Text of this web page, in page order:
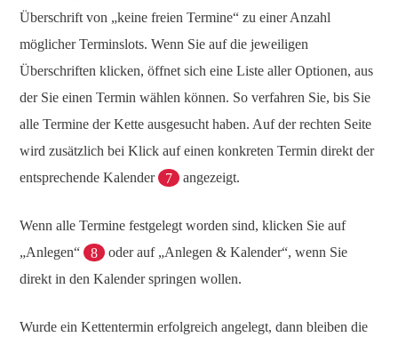
Überschrift von „keine freien Termine“ zu einer Anzahl
möglicher Terminslots. Wenn Sie auf die jeweiligen
Überschriften klicken, öffnet sich eine Liste aller Optionen, aus
der Sie einen Termin wählen können. So verfahren Sie, bis Sie
alle Termine der Kette ausgesucht haben. Auf der rechten Seite
wird zusätzlich bei Klick auf einen konkreten Termin direkt der
entsprechende Kalender
7 angezeigt.
Wenn alle Termine festgelegt worden sind, klicken Sie auf
„Anlegen“
8
oder auf „Anlegen & Kalender“, wenn Sie
direkt in den Kalender springen wollen.
Wurde ein Kettentermin erfolgreich angelegt, dann bleiben die